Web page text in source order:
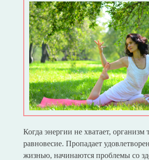
Когда энергии не хватает, организм
равновесие. Пропадает
жизнью, начинаются проблемы со